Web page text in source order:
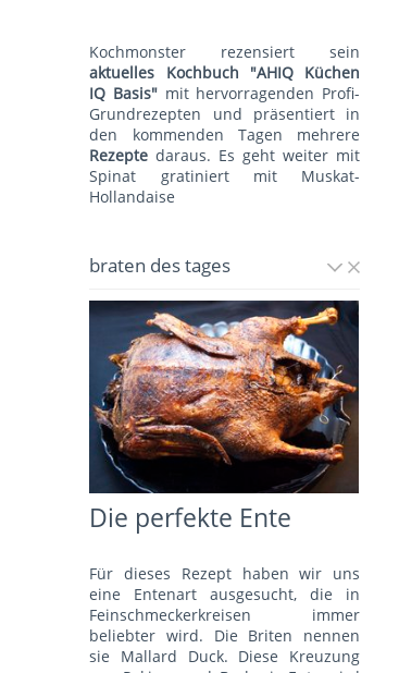
Kochmonster rezensiert sein
aktuelles Kochbuch "AHIQ Küchen
IQ Basis" mit hervorragenden Profi-
Grundrezepten und präsentiert in
den kommenden Tagen mehrere
Rezepte daraus. Es geht weiter mit
Spinat gratiniert mit Muskat-
Hollandaise
braten des tages
Die perfekte Ente
Für dieses Rezept haben wir uns
eine Entenart ausgesucht, die in
Feinschmeckerkreisen immer
beliebter wird. Die Briten nennen
sie Mallard Duck. Diese Kreuzung